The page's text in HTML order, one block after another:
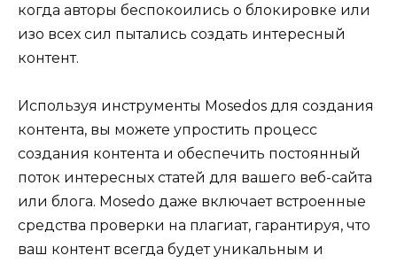
когда авторы беспокоились о блокировке или
изо всех сил пытались создать интересный
контент.
Используя инструменты Mosedos для создания
контента, вы можете упростить процесс
создания контента и обеспечить постоянный
поток интересных статей для вашего веб-сайта
или блога. Mosedo даже включает встроенные
средства проверки на плагиат, гарантируя, что
ваш контент всегда будет уникальным и